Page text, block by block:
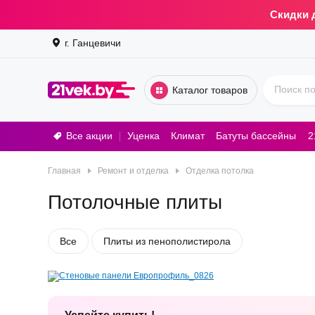
Скидки
г. Ганцевичи
Каталог товаров
Все акции Уценка Климат Батуты бассейны
Отделка потолка
Ремонт и отделка
Главная
Потолочные плиты
Все Плиты из пенополистирола